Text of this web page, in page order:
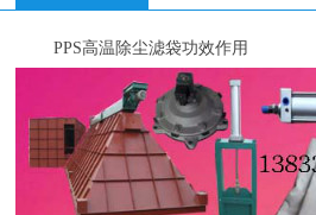
PPS高温除尘滤袋功效作用